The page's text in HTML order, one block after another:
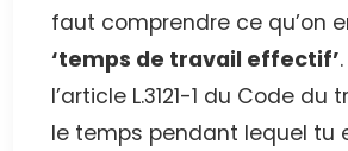
faut comprendre ce qu’on
‘temps de travail effectif’
l’article L.3121-1 du Code du
le temps pendant lequel tu